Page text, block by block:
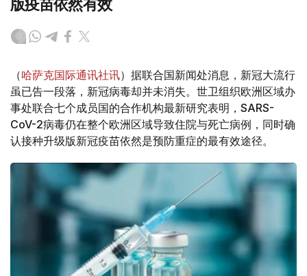
版疫苗依然有效
（哈萨克国际通讯社讯）据联合国新闻处消息，新冠大流行
虽已告一段落，新冠病毒却并未消失。世卫组织欧洲区域办
事处联合七个成员国的合作机构最新研究表明，SARS-
CoV-2病毒仍在整个欧洲区域导致住院与死亡病例，同时确
认接种升级版新冠疫苗依然是预防重症的最有效途径。